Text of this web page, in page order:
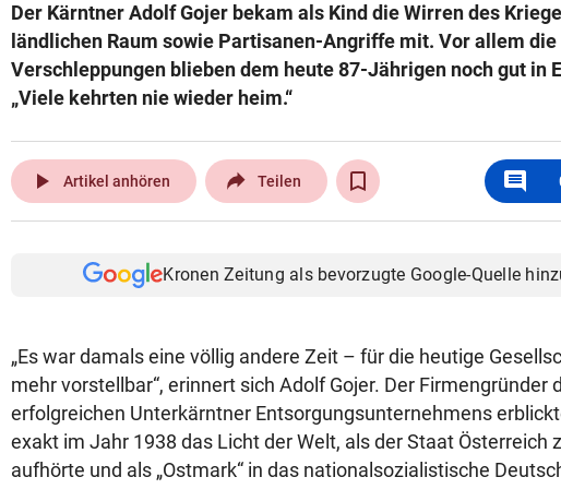
Der Kärntner Adolf Gojer bekam als Kind die Wirren des
ländlichen Raum sowie Partisanen-Angriffe mit. Vor allem die
Verschleppungen blieben dem heute 87-Jährigen noch gut in
„Viele kehrten nie wieder heim.“
play_arrow Artikel anhören Teilen comment
Kronen Zeitung als bevorzugte Google-Quelle
„Es war damals eine völlig andere Zeit – für die heutige
mehr vorstellbar“, erinnert sich Adolf Gojer. Der Firmengründer
erfolgreichen Unterkärntner Entsorgungsunternehmens
exakt im Jahr 1938 das Licht der Welt, als der Staat Österreich
aufhörte und als „Ostmark“ in das nationalsozialistische